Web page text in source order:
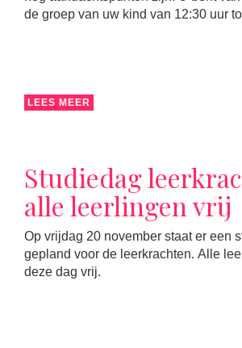
de groep van uw kind van 12:30 uur
LEES MEER
Studiedag
alle leerlingen vrij
Op vrijdag 20 november staat er een
gepland voor de leerkrachten. Alle
deze dag vrij.